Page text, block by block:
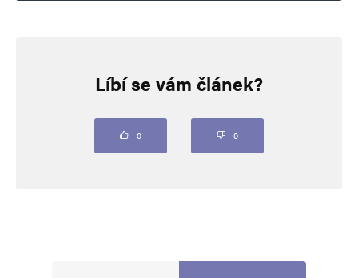
Vaše e-mailová adresa nebude zveřejněna. Vyžadované informace jsou
Líbí se vám článek?
0 0